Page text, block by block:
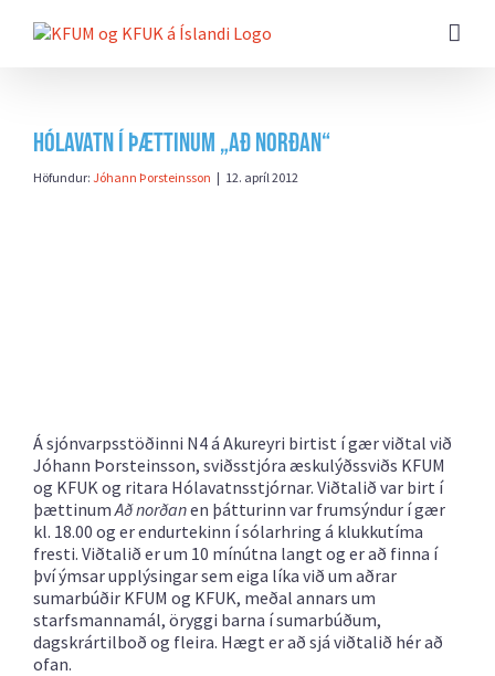
beint
Hólavatn í þættinum „Að norðan“
Höfundur: Jóhann Þorsteinsson | 12. apríl 2012
Á sjónvarpsstöðinni N4 á Akureyri birtist í gær viðtal við
Jóhann Þorsteinsson, sviðsstjóra æskulýðssviðs KFUM
og KFUK og ritara Hólavatnsstjórnar. Viðtalið var birt í
þættinumAð norðanen þátturinn var frumsýndur í gær
kl. 18.00 og er endurtekinn í sólarhring á klukkutíma
fresti. Viðtalið er um 10 mínútna langt og er að finna í
því ýmsar upplýsingar sem eiga líka við um aðrar
sumarbúðir KFUM og KFUK, meðal annars um
starfsmannamál, öryggi barna í sumarbúðum,
dagskrártilboð og fleira. Hægt er að sjá viðtalið hér að
ofan.